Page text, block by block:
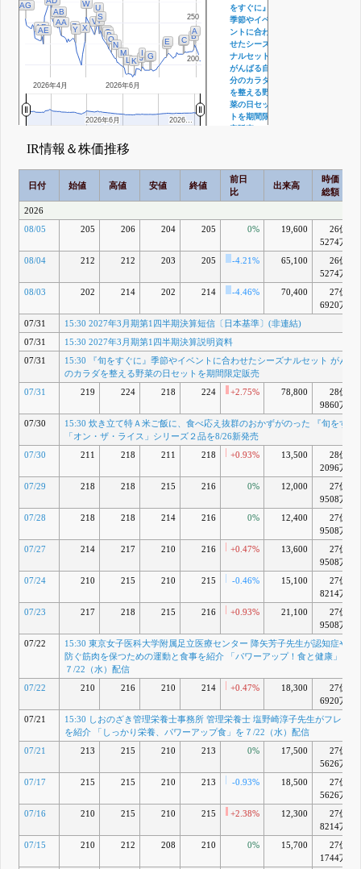
2026年4月 2026年6月
200
200
250
250
AG
AF
AE
AC
AB
AA Z
Y X
W
V
U
T
S
R
Q
PO
N
M
LK J H
G
F
E D
C B
A
2026年6月
2026年6月 2026…
2026…
をすぐに』
季節やイベ
ントに合わ
せたシーズ
ナルセット
がんばる自
分のカラダ
を整える野
菜の日セッ
トを期間限
説明資料
15:30 2027
年3月期第1
短信〔日本
結)
7月 31, 2026
立て特Ａ米
べ応え抜群
のおかずが
のった 『旬
をすぐに』
「オン・
ザ・ライ
ス」シリー
7月 30, 2026
C
15:30 東京
女子医科大
医療センタ
ー 降矢芳子
の運動と食
「パワーア
ップ！食と
７/22（水）
7月 22, 2026
D
15:30 しお
のざき管理
所 管理栄養
子先生がフ
レイル予防
法を紹介
「しっかり
食」を
配信
7月 21, 2026
E
15:30 小林
診療所 小林
IR情報＆株価推移
日付 始値 高値 安値 終値
前日
比
出来高
時価
総額
2026
08/05
205 206 204 205 0% 19,600
26億
5274万
08/04
212 212 203 205 -4.21% 65,100
26億
5274万
08/03
202 214 202 214 -4.46% 70,400
27億
6920万
07/31
15:30 2027年3月期第1四半期決算短信〔日本基準〕(非連結)
07/31
15:30 2027年3月期第1四半期決算説明資料
07/31
15:30 『旬をすぐに』季節やイベントに合わせたシーズナルセット がんば
のカラダを整える野菜の日セットを期間限定販売
07/31
219 224 218 224 +2.75% 78,800
28億
9860万
07/30
15:30 炊き立て特Ａ米ご飯に、食べ応え抜群のおかずがのった 『旬をすぐ
「オン・ザ・ライス」シリーズ２品を8/26新発売
07/30
211 218 211 218 +0.93% 13,500
28億
2096万
07/29
218 218 215 216 0% 12,000
27億
9508万
07/28
218 218 214 216 0% 12,400
27億
9508万
07/27
214 217 210 216 +0.47% 13,600
27億
9508万
07/24
210 215 210 215 -0.46% 15,100
27億
8214万
07/23
217 218 215 216 +0.93% 21,100
27億
9508万
07/22
15:30 東京女子医科大学附属足立医療センター 降矢芳子先生が認知症や要
防ぐ筋肉を保つための運動と食事を紹介 「パワーアップ！食と健康」を
７/22（水）配信
07/22
210 216 210 214 +0.47% 18,300
27億
6920万
07/21
15:30 しおのざき管理栄養士事務所 管理栄養士 塩野崎淳子先生がフレイ
を紹介 「しっかり栄養、パワーアップ食」を７/22（水）配信
07/21
213 215 210 213 0% 17,500
27億
5626万
07/17
215 215 210 213 -0.93% 18,500
27億
5626万
07/16
210 215 210 215 +2.38% 12,300
27億
8214万
07/15
210 212 208 210 0% 15,700
27億
1744万